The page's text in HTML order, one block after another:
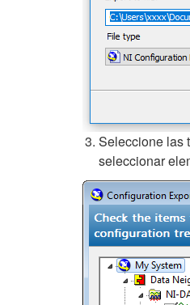
Seleccione las
seleccionar